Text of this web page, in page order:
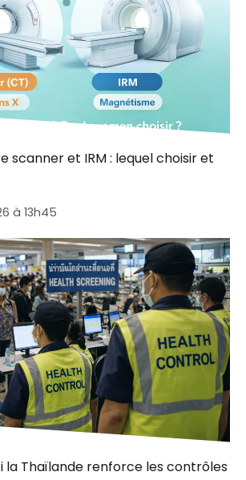
scanner et IRM : lequel choisir et
à 13h45
la Thaïlande renforce les contrôles